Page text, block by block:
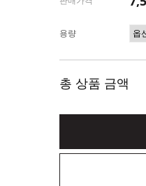
용량
총 상품 금액